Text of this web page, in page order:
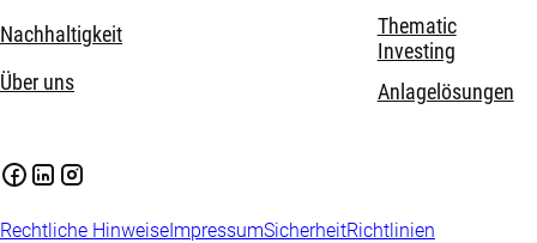
Nachhaltigkeit
Über uns
Thematic
Investing
Anlagelösungen
Rechtliche HinweiseImpressumSicherheitRichtlinien